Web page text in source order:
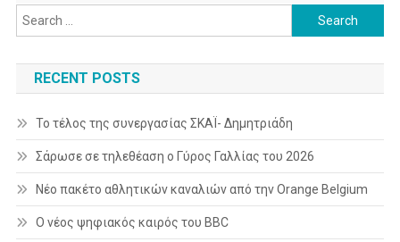
Search
for:
RECENT POSTS
Το τέλος της συνεργασίας ΣΚΑΪ- Δημητριάδη
Σάρωσε σε τηλεθέαση ο Γύρος Γαλλίας του 2026
Νέο πακέτο αθλητικών καναλιών από την Orange Belgium
Ο νέος ψηφιακός καιρός του BBC